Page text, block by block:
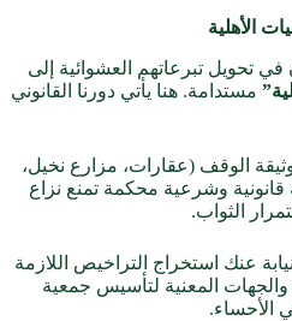
الأهلية
في تحويل تبرعاتهم العشوائية إلى
مستدامة. هنا يأتي دورنا القانوني
الوقف (عقارات، مزارع نخيل،
وشرعية محكمة تمنع نزاع
الثواب.
عنك استخراج التراخيص اللازمة
والجهات المعنية لتأسيس جمعية
الأحساء.